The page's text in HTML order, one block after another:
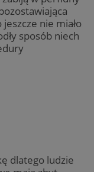
nie miało
sposób niech
dlatego ludzie